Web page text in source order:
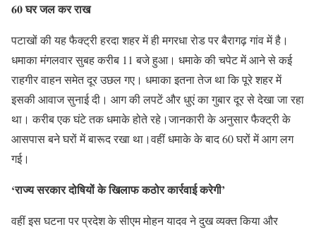
60 घर जल कर राख
पटाखों की यह फैक्ट्री हरदा शहर में ही मगरधा रोड पर बैरागढ़ गांव में है।
धमाका मंगलवार सुबह करीब 11 बजे हुआ। धमाके की चपेट में आने से कई
राहगीर वाहन समेत दूर उछल गए। धमाका इतना तेज था कि पूरे शहर में
इसकी आवाज सुनाई दी। आग की लपटें और धुएं का गुबार दूर से देखा जा रहा
था। करीब एक घंटे तक धमाके होते रहे।जानकारी के अनुसार फैक्ट्री के
आसपास बने घरों में बारूद रखा था।वहीं धमाके के बाद 60 घरों में आग लग
गई।
‘राज्य सरकार दोषियों के खिलाफ कठोर कार्रवाई करेगी’
वहीं इस घटना पर प्रदेश के सीएम मोहन यादव ने दुख व्यक्त किया और